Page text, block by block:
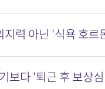
지력 아닌 '식욕 호르
보다 '퇴근 후 보상